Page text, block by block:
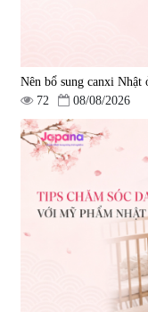
Nên bổ sung canxi Nhật
72
08/08/2026